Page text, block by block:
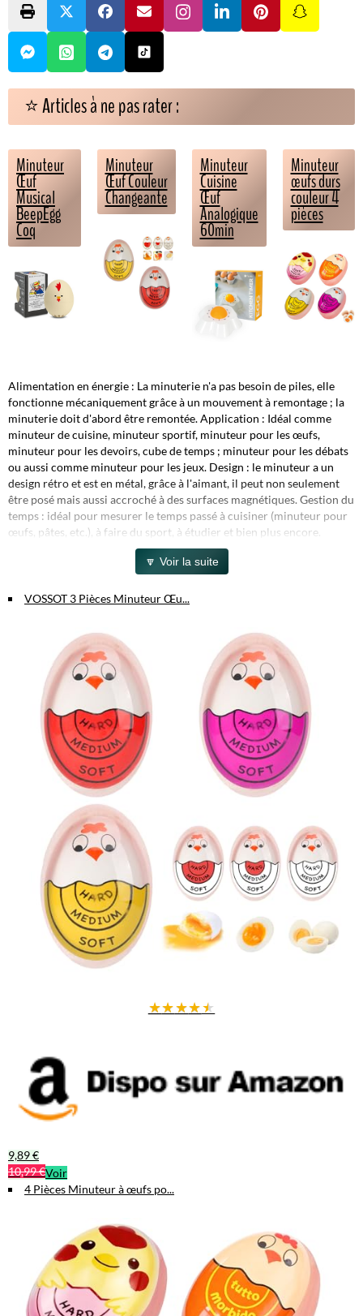
⭐ Articles à ne pas rater :
Minuteur
Œuf
Musical
BeepEgg
Coq
Minuteur
Œuf Couleur
Changeante
Minuteur
Cuisine
Œuf
Analogique
60min
Minuteur
œufs durs
couleur 4
pièces
Alimentation en énergie : La minuterie n'a pas besoin de piles, elle
fonctionne mécaniquement grâce à un mouvement à remontage ; la
minuterie doit d'abord être remontée. Application : Idéal comme
minuteur de cuisine, minuteur sportif, minuteur pour les œufs,
minuteur pour les devoirs, cube de temps ; minuteur pour les débats
ou aussi comme minuteur pour les jeux. Design : le minuteur a un
design rétro et est en métal, grâce à l'aimant, il peut non seulement
être posé mais aussi accroché à des surfaces magnétiques. Gestion du
temps : idéal pour mesurer le temps passé à cuisiner (minuteur pour
œufs, pâtes, etc.), à faire du sport, à étudier et bien plus encore.
🔽 Voir la suite
VOSSOT 3 Pièces Minuteur Œu...
★★★★★
9,89 €
10,99 €Voir
4 Pièces Minuteur à œufs po...